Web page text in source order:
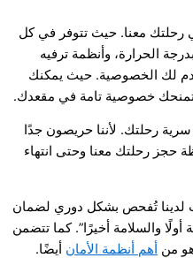
رحلتك معنا. حيث تتوفر في كل
الحرارة، وأنظمة ترفيه
لك الخصوصية. حيث يمكنك
تمنحك خصوصية تامة في مقعدك.
رحلتك. لأننا حريصون جدًا
رحلتك معنا وحتى انتهاء
لدينا تُفحص بشكل دوري لضمان
أولًا والسلامة أخيرًا”. كما تتضمن
من أهم أنظمة الأمان أيضًا.